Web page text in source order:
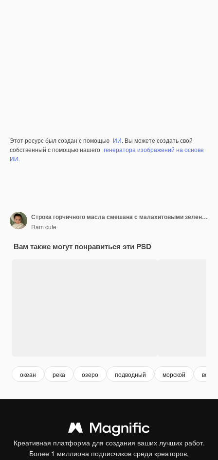
Этот ресурс был создан с помощью ИИ. Вы можете создать свой
собственный с помощью нашего генератора изображений на основе
ИИ.
Строка горчичного масла смешана с малахитовыми зелеными блесками, создавая эффект жидкого объекта Gli PNG
Ram cute
Вам также могут понравиться эти PSD
океан река озеро подводный морской
Креативная платформа для создания ваших лучших работ.
Более 1 миллиона подписчиков среди креаторов,